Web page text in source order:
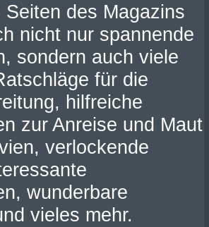
Seiten des Magazins
nicht nur spannende
sondern auch viele
für die
hilfreiche
zur Anreise und Maut
verlockende
wunderbare
vieles mehr.